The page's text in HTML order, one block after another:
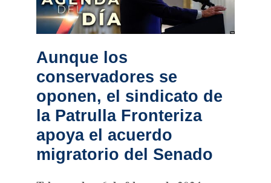
Aunque los
conservadores se
oponen, el sindicato de
la Patrulla Fronteriza
apoya el acuerdo
migratorio del Senado